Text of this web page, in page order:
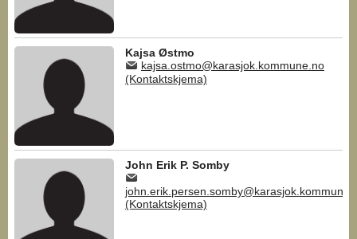
Kajsa Østmo
kajsa.ostmo@karasjok.kommune.no
(Kontaktskjema)
John Erik P. Somby
(Kontaktskjema)